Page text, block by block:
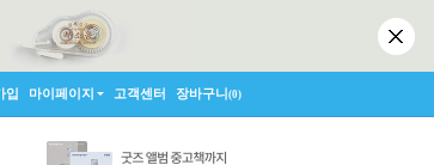
입 마이페이지 고객센터 장바구니(0)